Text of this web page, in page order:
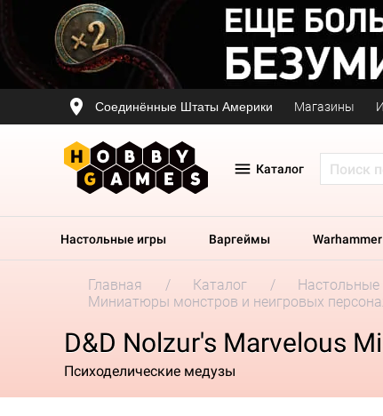
Соединённые Штаты Америки Магазины
Каталог
Настольные игры Варгеймы Warhammer
Главная Каталог
Миниатюры монстров и неигровых
D&D Nolzur's Marvelous
Психоделические медузы